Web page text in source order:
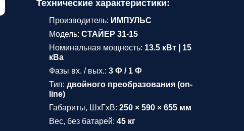
Технические характеристики:
Производитель: ИМПУЛЬС
Модель:СТАЙЕР 31-15
Номинальная мощность: 13.5 кВт | 15
кВа
Фазы вх. / вых.:3 Ф / 1 Ф
Тип:двойного преобразования (on-
line)
Габариты, ШхГхВ:250 × 590 × 655 мм
Вес, без батарей:45 кг